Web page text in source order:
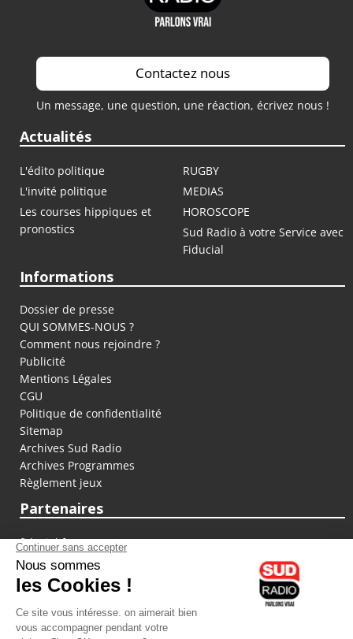
Contactez nous
Un message, une question, une réaction, écrivez nous !
Actualités
L'édito politique
RUGBY
L'invité politique
MEDIAS
Les courses hippiques et
pronostics
HOROSCOPE
Sud Radio à votre Service avec
Fiducial
Informations
Dossier de presse
QUI SOMMES-NOUS ?
Comment nous rejoindre ?
Publicité
Mentions Légales
CGU
Politique de confidentialité
Sitemap
Archives Sud Radio
Archives Programmes
Règlement jeux
Partenaires
fiducial.fr
lyoncapitale.fr
olympique-et-lyonnais.com
L'application Iphone / Android